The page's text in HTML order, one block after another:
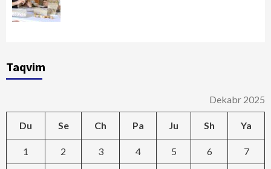
Taqvim
Dekabr 2025
Du Se Ch Pa Ju Sh Ya
1 2 3 4 5 6 7